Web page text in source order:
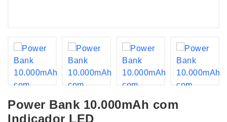
Power Bank 10.000mAh com
Indicador LED